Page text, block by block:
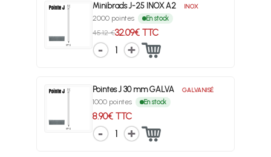
Minibrads J-25 INOX A2 INOX
2000 pointes En stock
45.12 €32.09€ TTC
1
Pointes J 30 mm GALVA GALVANISÉ
1000 pointes En stock
8.90€ TTC
1